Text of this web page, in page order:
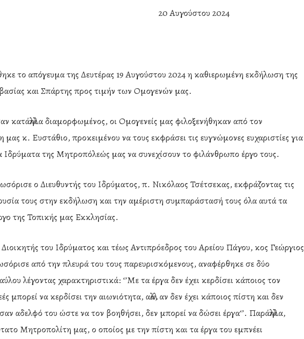
close
20 Αυγούστου 2024
το απόγευμα της Δευτέρας 19 Αυγούστου 2024 η καθιερωμένη εκδήλωση της
και Σπάρτης προς τιμήν των Ομογενών μας.
κατάλληλα διαμορφωμένος, οι Ομογενείς μας φιλοξενήθηκαν από τον
κ. Ευστάθιο, προκειμένου να τους εκφράσει τις ευγνώμονες ευχαριστίες για
της Μητροπόλεώς μας να συνεχίσουν το φιλάνθρωπο έργο τους.
ο Διευθυντής του Ιδρύματος, π. Νικόλαος Τσέτσεκας, εκφράζοντας τις
τους στην εκδήλωση και την αμέριστη συμπαράστασή τους όλα αυτά τα
της Τοπικής μας Εκκλησίας.
του Ιδρύματος και τέως Αντιπρόεδρος του Αρείου Πάγου, κος Γεώργιος
από την πλευρά του τους παρευρισκόμενους, αναφέρθηκε σε δύο
λέγοντας χαρακτηριστικά: ‘’Με τα έργα δεν έχει κερδίσει κάποιος τον
μπορεί να κερδίσει την αιωνιότητα, αλλά, αν δεν έχει κάποιος πίστη και δεν
αδελφό του ώστε να τον βοηθήσει, δεν μπορεί να δώσει έργα‘’. Παράλληλα,
Μητροπολίτη μας, ο οποίος με την πίστη και τα έργα του εμπνέει